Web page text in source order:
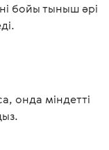
бойы тыныш әрі
онда міндетті